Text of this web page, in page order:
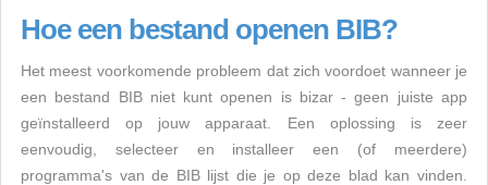
Hoe een bestand openen BIB?
Het meest voorkomende probleem dat zich voordoet wanneer je
een bestand BIB niet kunt openen is bizar - geen juiste app
geïnstalleerd op jouw apparaat. Een oplossing is zeer
eenvoudig, selecteer en installeer een (of meerdere)
programma's van de BIB lijst die je op deze blad kan vinden.